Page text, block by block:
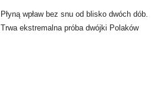
Płyną wpław bez snu od blisko dwóch dób.
Trwa ekstremalna próba dwójki Polaków